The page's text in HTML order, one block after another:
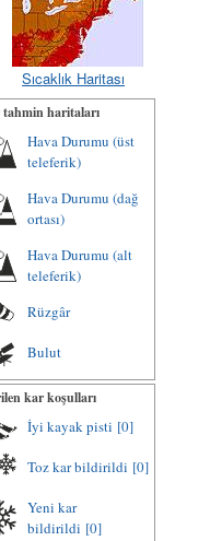
Sıcaklık Haritası
tahmin haritaları
Hava Durumu (üst
teleferik)
Hava Durumu (dağ
ortası)
Hava Durumu (alt
teleferik)
Rüzgâr
Bulut
kar koşulları
İyi kayak pisti [0]
Toz kar bildirildi [0]
Yeni kar
bildirildi [0]